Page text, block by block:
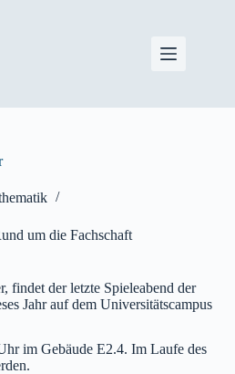
um die Fachschaft
findet der letzte Spieleabend der
Jahr auf dem Universitätscampus
im Gebäude E2.4. Im Laufe des